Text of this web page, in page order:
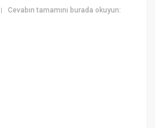
Cevabın tamamını burada okuyun: